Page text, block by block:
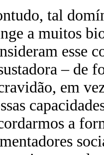
tal
a muitos
esse
– de
em
a